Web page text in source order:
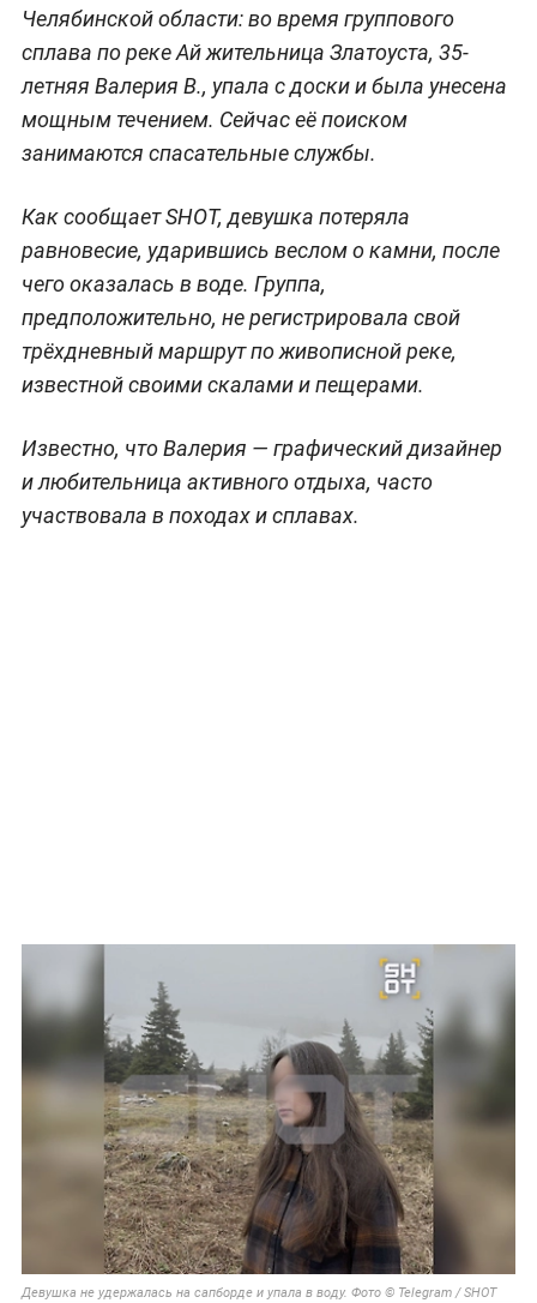
Челябинской области: во время группового
сплава по реке Ай жительница Златоуста, 35-
летняя Валерия В., упала с доски и была унесена
мощным течением. Сейчас её поиском
занимаются спасательные службы.
Как сообщает SHOT, девушка потеряла
равновесие, ударившись веслом о камни, после
чего оказалась в воде. Группа,
предположительно, не регистрировала свой
трёхдневный маршрут по живописной реке,
известной своими скалами и пещерами.
Известно, что Валерия — графический дизайнер
и любительница активного отдыха, часто
участвовала в походах и сплавах.
Девушка не удержалась на сапборде и упала в воду. Фото © Telegram / SHOT